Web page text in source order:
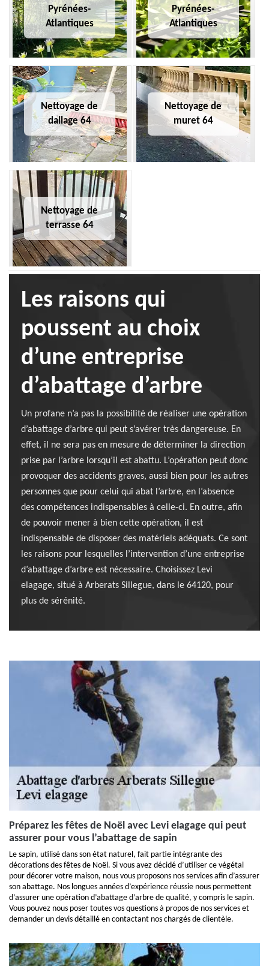
Pyrénées-
Atlantiques
Pyrénées-
Atlantiques
Nettoyage de
dallage 64
Nettoyage de
muret 64
Nettoyage de
terrasse 64
Les raisons qui
poussent au choix
d’une entreprise
d’abattage d’arbre
Un profane n’a pas la possibilité de réaliser une opération
d’abattage d’arbre qui peut s’avérer très dangereuse. En
effet, il ne sera pas en mesure de déterminer la direction
prise par l’arbre lorsqu’il est abattu. L’opération peut donc
provoquer des accidents graves, aussi bien pour les autres
personnes que pour celui qui abat l’arbre, en l’absence
des compétences indispensables à celle-ci. En outre, afin
de pouvoir mener à bien cette opération, il est
indispensable de disposer des matériels adéquats. Ce sont
les raisons pour lesquelles l’intervention d’une entreprise
d’abattage d’arbre est nécessaire. Choisissez Levi
elagage, situé à Arberats Sillegue, dans le 64120, pour
plus de sérénité.
Préparez les fêtes de Noël avec Levi elagage qui peut
assurer pour vous l’abattage de sapin
Le sapin, utilisé dans son état naturel, fait partie intégrante des
décorations des fêtes de Noël. Si vous avez décidé d’utiliser ce végétal
pour décorer votre maison, nous vous proposons nos services afin d’assurer
son abattage. Nos longues années d’expérience réussie nous permettent
d’assurer une opération d’abattage d’arbre de qualité, y compris le sapin.
Vous pouvez nous poser toutes vos questions à propos de nos services et
demander un devis détaillé en contactant nos chargés de clientèle.